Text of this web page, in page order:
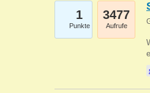
1
Punkte
3477
Aufrufe